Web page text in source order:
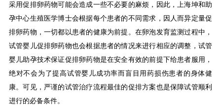
采用促排卵药物可能会造成一些不必要的麻烦，因此，上海坤和助
孕中心生殖医学博士会根据每个患者的不同需求，因人而异定量促
排卵药物，一切都以患者的健康为前提。在卵泡发育监测过程中，
试管婴儿促排卵药物也会根据患者的情况来进行相应的调整，试管
婴儿助孕技术保证促排卵药物是在安全有效的前提下给患者服用，
绝对不会为了提高试管婴儿成功率而盲目用药损伤患者的身体健
康。可见，严谨的试管治疗流程最佳的促排方案也是保障试管顺利
进行的必备条件。